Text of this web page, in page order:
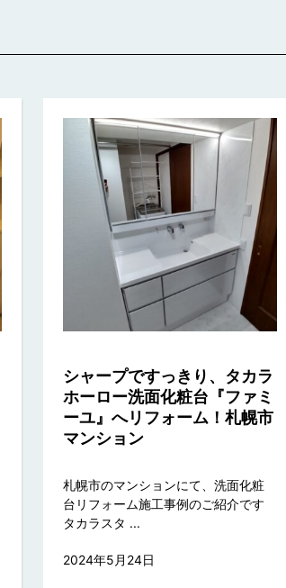
シャープですっきり、タカラ
ホーロー洗面化粧台『ファミ
ーユ』へリフォーム！札幌市
マンション
札幌市のマンションにて、洗面化粧
台リフォーム施工事例のご紹介です
タカラスタ ...
2024年5月24日